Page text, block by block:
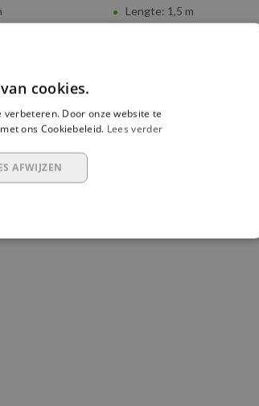
Lengte: 1,5 m
cookies.
Door onze website te
ons Cookiebeleid. Lees verder
AFWIJZEN